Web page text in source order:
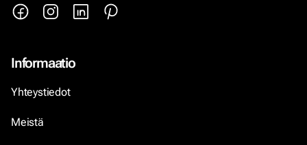
Informaatio
Yhteystiedot
Meistä